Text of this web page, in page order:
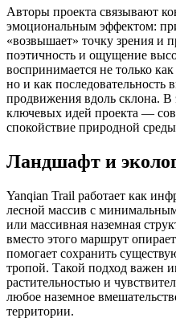
Авторы проекта связывают
эмоциональным эффектом:
«возвышает» точку зрения и
поэтичность и ощущение
воспринимается не только
но и как
продвижения вдоль склона. В
ключевых идей проекта —
спокойствие природной
Ландшафт и
Yanqian Trail работает как
лесной массив с
или массивная наземная
вместо этого маршрут
помогает сохранить
тропой. Такой подход важен
растительностью и
любое наземное
территории.